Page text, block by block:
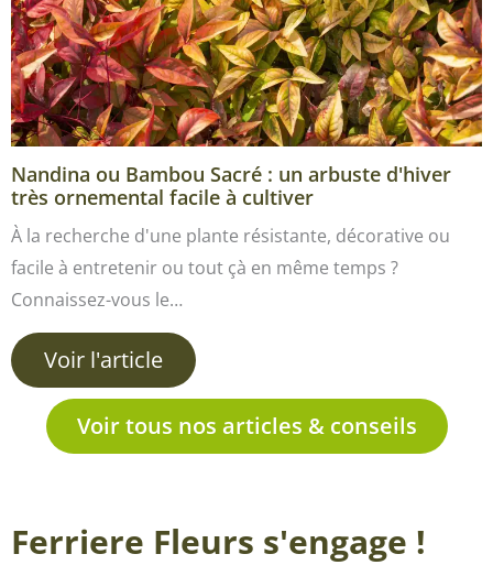
Nandina ou Bambou Sacré : un arbuste d'hiver
très ornemental facile à cultiver
À la recherche d'une plante résistante, décorative ou
facile à entretenir ou tout çà en même temps ?
Connaissez-vous le…
Voir l'article
Voir tous nos articles & conseils
Ferriere Fleurs s'engage !